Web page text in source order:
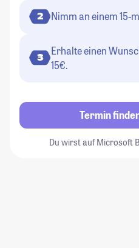
2 Nimm an einem 15-
3
Erhalte einen
15€.
Termin
Du wirst auf Microsoft